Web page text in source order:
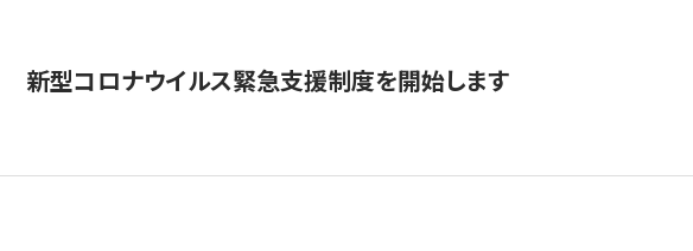
新型コロナウイルス緊急支援制度を開始します